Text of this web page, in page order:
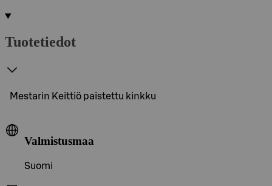
Tuotetiedot
Mestarin Keittiö paistettu kinkku
Valmistusmaa
Suomi